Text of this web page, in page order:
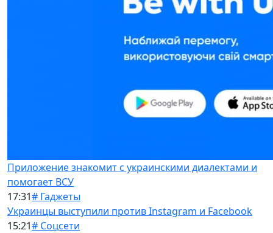
Приложение знакомит с украинскими диалектами и
помогает ВСУ
17:31# Гаджеты
Украинцы выступили против Instagram и Facebook
15:21# Соцсети